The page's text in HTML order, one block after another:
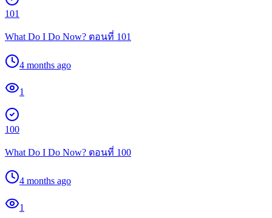
101
What Do I Do Now? ตอนที่ 101
4 months ago
1
100
What Do I Do Now? ตอนที่ 100
4 months ago
1